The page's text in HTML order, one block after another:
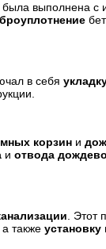
была выполнена с
в себя
корзин и
и отвода
. Этот
также установку